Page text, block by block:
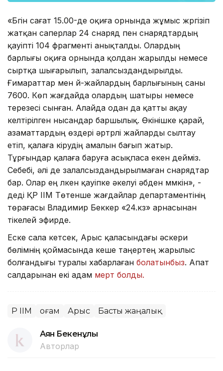
«Бүгін сағат 15.00-де оқиға орнында жұмыс жүргізіп
жатқан саперлар 24 снаряд пен снарядтардың
қауіпті 104 фрагменті анықталды. Олардың
барлығы оқиға орнында қолдан жарылды немесе
сыртқа шығарылып, залалсыздандырылды.
Ғимараттар мен үй-жайлардың барлығының саны
7600. Көп жағдайда олардың шатыры немесе
терезесі сынған. Алайда одан да қатты ақау
келтірілген нысандар баршылық. Өкінішке қарай,
азаматтардың өздері әртүрлі жайларды сылтау
етіп, қалаға кірудің амалын бағып жатыр.
Тұрғындар қалаға баруға асықпаса екен дейміз.
Себебі, әлі де залалсыздандырылмаған снарядтар
бар. Олар ең үлкен қауіпке әкелуі әбден мүмкін», -
деді ҚР ІІМ Төтенше жағдайлар департаментінің
төрағасы Владимир Беккер «24.кз» арнасынан
тікелей эфирде.
Еске сала кетсек, Арыс қаласындағы әскери
бөлімнің қоймасында кеше таңертең жарылыс
болғандығы туралы хабарлаған болатынбыз. Апат
салдарынан екі адам мерт болды.
ҚР ІІМ Қоғам Арыс Басты жаңалық
Аян Бекенұлы
Авторлар